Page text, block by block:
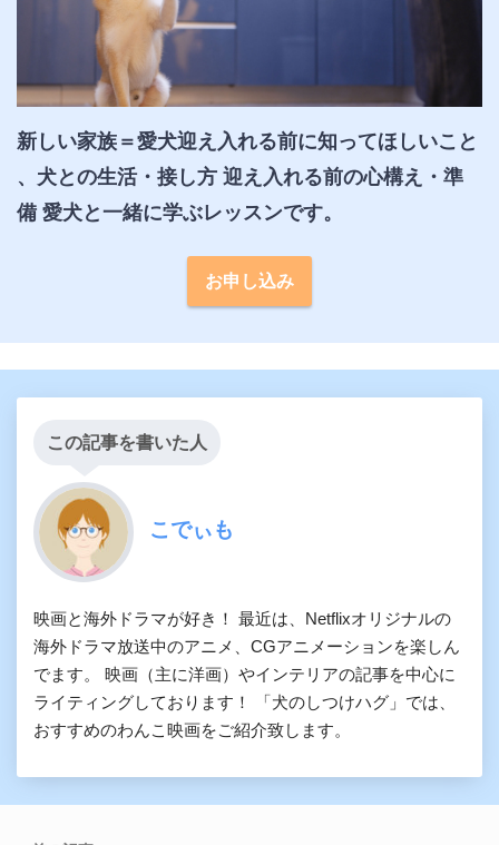
新しい家族＝愛犬迎え入れる前に知ってほしいこと
、犬との生活・接し方 迎え入れる前の心構え・準
備 愛犬と一緒に学ぶレッスンです。
お申し込み
この記事を書いた人
こでぃも
映画と海外ドラマが好き！ 最近は、Netflixオリジナルの
海外ドラマ放送中のアニメ、CGアニメーションを楽しん
でます。 映画（主に洋画）やインテリアの記事を中心に
ライティングしております！ 「犬のしつけハグ」では、
おすすめのわんこ映画をご紹介致します。